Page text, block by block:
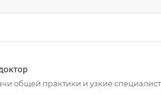
общей практики и узкие